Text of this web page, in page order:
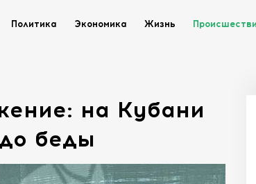
Политика Экономика Жизнь
на Кубани
беды